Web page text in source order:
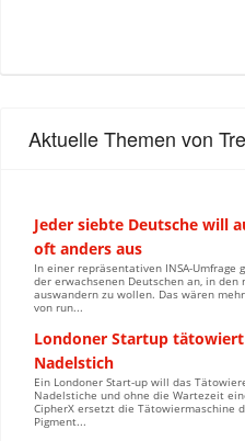
Aktuelle Themen von
Jeder siebte Deutsche will
oft anders aus
In einer repräsentativen INSA-Umfrage
der erwachsenen Deutschen an, in den
auswandern zu wollen. Das wären
von run...
Londoner Startup
Nadelstich
Ein Londoner Start-up will das
Nadelstiche und ohne die Wartezeit
CipherX ersetzt die Tätowiermaschine
Pigment...